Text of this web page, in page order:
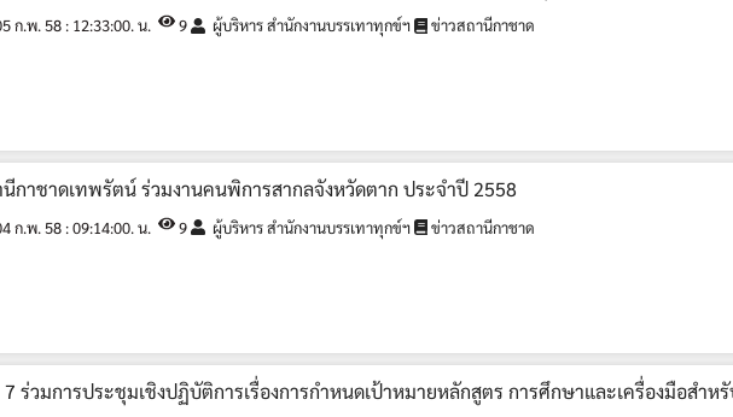
ก.พ. 58 : 12:33:00. น. 9 ผู้บริหาร สำนักงานบรรเทาทุกข์ฯ ข่าวสถานีกาชาด
นีกาชาดเทพรัตน์ ร่วมงานคนพิการสากลจังหวัดตาก ประจำปี 2558
ก.พ. 58 : 09:14:00. น. 9 ผู้บริหาร สำนักงานบรรเทาทุกข์ฯ ข่าวสถานีกาชาด
ร่วมการประชุมเชิงปฏิบัติการเรื่องการกำหนดเป้าหมายหลักสูตร การศึกษาและเครื่องมือสำห